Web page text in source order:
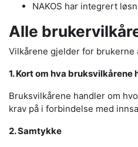
NAKOS har integrert
Alle
Vilkårene gjelder for
1. Kort om hva bruksvilkårene
Bruksvilkårene handler om
krav på i forbindelse med
2. Samtykke